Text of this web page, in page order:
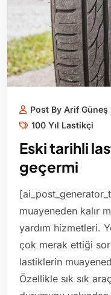
Post By Arif Güneş
100 Yıl Lastikçi
Eski tarihli
geçermi
muayeneden kalır
yardım hizmetleri.
çok merak ettiği
lastiklerin
Özellikle sık sık